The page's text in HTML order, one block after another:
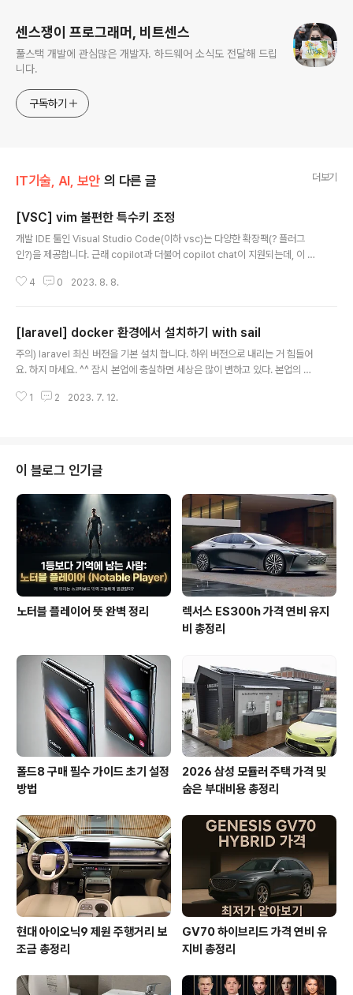
센스쟁이 프로그래머, 비트센스
풀스택 개발에 관심많은 개발자. 하드웨어 소식도 전달해 드립
니다.
구독하기
IT기술, AI, 보안 의 다른 글 더보기
[VSC] vim 불편한 특수키 조정
개발 IDE 툴인 Visual Studio Code(이하 vsc)는 다양한 확장팩(? 플러그
인?)을 제공합니다. 근래 copilot과 더불어 copilot chat이 지원되는데, 이 툴
라가는 거 같다. (막상 copilot chat을 사용하면서 chatgpt를 일정 기대한 나
움직임이 있기 때문에, 여러 조건들의 변화로 인해 vsc로 넘어가려고 노력 중입
니다. 저는 윈도 GUI 기반 프로그래머이지만 웬지 vi(m) 툴이 먼가 있어 보입니
다. (과거 어느 여자 개발자가..
4 0 2023. 8. 8.
[laravel] docker 환경에서 설치하기 with sail
주의) laravel 최신 버전을 기본 설치 합니다. 하위 버전으로 내리는 거 힘들어
요. 하지 마세요. ^^ 잠시 본업에 충실하면 세상은 많이 변하고 있다. 본업의 해
을 보면 laravel/app을 사용하지 않고 있다. 괜히 봤다. 궁금했다.. 과거에 해봤
경은 정리가 되었으니... windows11 pro + wsl 2 + Ubuntu20.04.6 doc
ker desktop ..
1 2 2023. 7. 12.
이 블로그 인기글
노터블 플레이어 뜻 완벽 정리
렉서스 ES300h 가격 연비 유지
비 총정리
폴드8 구매 필수 가이드 초기 설정
방법
2026 삼성 모듈러 주택 가격 및
숨은 부대비용 총정리
현대 아이오닉9 제원 주행거리 보
조금 총정리
GV70 하이브리드 가격 연비 유
지비 총정리